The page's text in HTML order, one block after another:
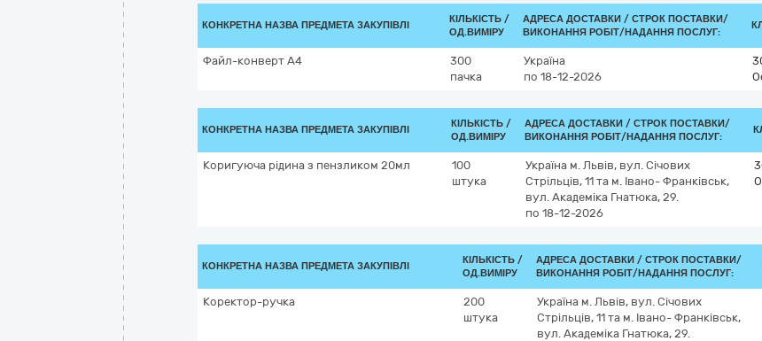
КОНКРЕТНА НАЗВА ПРЕДМЕТА ЗАКУПІВЛІ
КІЛЬКІСТЬ /
ОД.ВИМІРУ
АДРЕСА ДОСТАВКИ / СТРОК ПОСТАВКИ/
ВИКОНАННЯ РОБІТ/НАДАННЯ ПОСЛУГ:
Файл-конверт А4
300
пачка
Україна
по 18-12-2026
КОНКРЕТНА НАЗВА ПРЕДМЕТА ЗАКУПІВЛІ
КІЛЬКІСТЬ /
ОД.ВИМІРУ
АДРЕСА ДОСТАВКИ / СТРОК ПОСТАВКИ/
ВИКОНАННЯ РОБІТ/НАДАННЯ ПОСЛУГ:
Коригуюча рідина з пензликом 20мл
100
штука
Україна м. Львів, вул. Січових
Стрільців, 11 та м. Івано- Франківськ,
вул. Академіка Гнатюка, 29.
по 18-12-2026
КОНКРЕТНА НАЗВА ПРЕДМЕТА ЗАКУПІВЛІ
КІЛЬКІСТЬ /
ОД.ВИМІРУ
АДРЕСА ДОСТАВКИ / СТРОК ПОСТАВКИ/
ВИКОНАННЯ РОБІТ/НАДАННЯ ПОСЛУГ:
Коректор-ручка
200
штука
Україна м. Львів, вул. Січових
Стрільців, 11 та м. Івано- Франківськ,
вул. Академіка Гнатюка, 29.